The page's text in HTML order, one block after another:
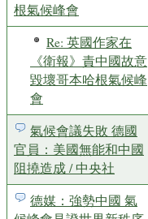
根氣候峰會
Re: 英國作家在
《衛報》責中國故意
毀壞哥本哈根氣候峰
會
氣候會議失敗 德國
官員：美國無能和中國
阻撓造成 / 中央社
德媒：強勢中國 氣